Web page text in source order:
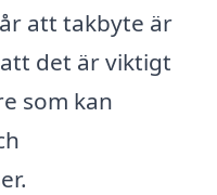
att takbyte är
det är viktigt
som kan